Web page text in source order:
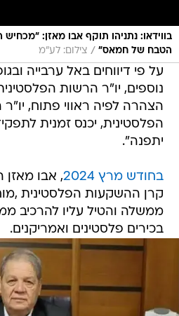
בווידאו: נתניהו תוקף אבו מאזן:
הטבח של חמאס" / צילום: לע"מ
על פי דיווחים באל ערבייה
נוספים, יו"ר הרשות
הצהרה לפיה ראווי פתוח,
הפלסטינית, יכנס זמנית
יתפנה".
בחודש מרץ 2024
, אבו מאזן
קרן ההשקעות הפלסטינית
ממשלה והטיל עליו להרכיב
בכירים פלסטינים ואמריקנים.